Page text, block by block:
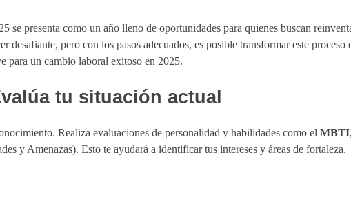
presenta como un año lleno de oportunidades para quienes buscan
pero con los pasos adecuados, es posible transformar este proceso
para un cambio laboral exitoso en 2025.
tu situación actual
Realiza evaluaciones de personalidad y habilidades como el MBTI,
y Amenazas). Esto te ayudará a identificar tus intereses y áreas de fortaleza.